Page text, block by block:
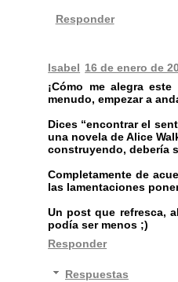
Responder
Isabel 16 de enero de
¡Cómo me alegra
menudo, empezar a
Dices “encontrar el
una novela de Alice
construyendo, debería
Completamente de
las lamentaciones
Un post que refresca,
podía ser menos ;)
Responder
Respuestas